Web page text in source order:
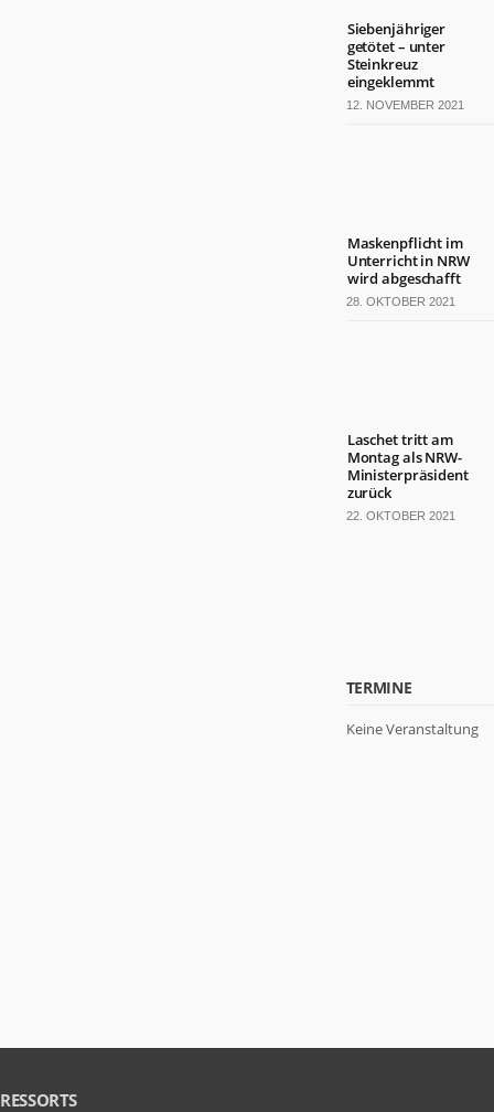
Siebenjähriger
getötet – unter
Steinkreuz
eingeklemmt
12. NOVEMBER 2021
Maskenpflicht im
Unterricht in NRW
wird abgeschafft
28. OKTOBER 2021
Laschet tritt am
Montag als NRW-
Ministerpräsident
zurück
22. OKTOBER 2021
TERMINE
Keine Veranstaltung
RESSORTS